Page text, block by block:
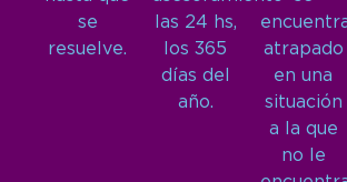
se
resuelve.
las 24 hs,
los 365
días del
año.
atrapado
en una
situación
a la que
no le